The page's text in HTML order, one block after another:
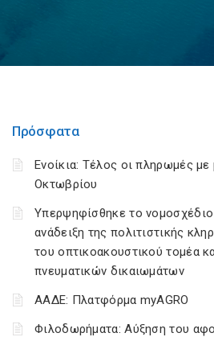
Πρόσφατα
Ενοίκια: Τέλος οι πληρωμές
Οκτωβρίου
Υπερψηφίσθηκε το νομοσχέδιο
ανάδειξη της πολιτιστικής
του οπτικοακουστικού τομέα
πνευματικών δικαιωμάτων
ΑΑΔΕ: Πλατφόρμα myAGRO
Φιλοδωρήματα: Αύξηση του